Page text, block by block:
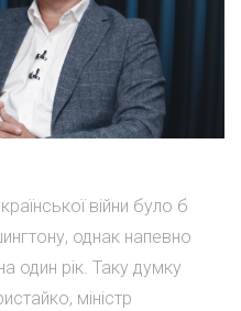
війни було б
однак напевно
один рік. Таку думку
міністр